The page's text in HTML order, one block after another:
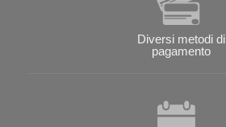
Diversi metodi di
pagamento